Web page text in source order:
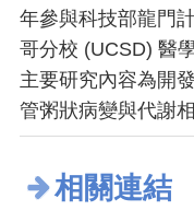
年參與科技部龍門
哥分校 (UCSD) 醫
主要研究內容為開
管粥狀病變與代謝
相關連結